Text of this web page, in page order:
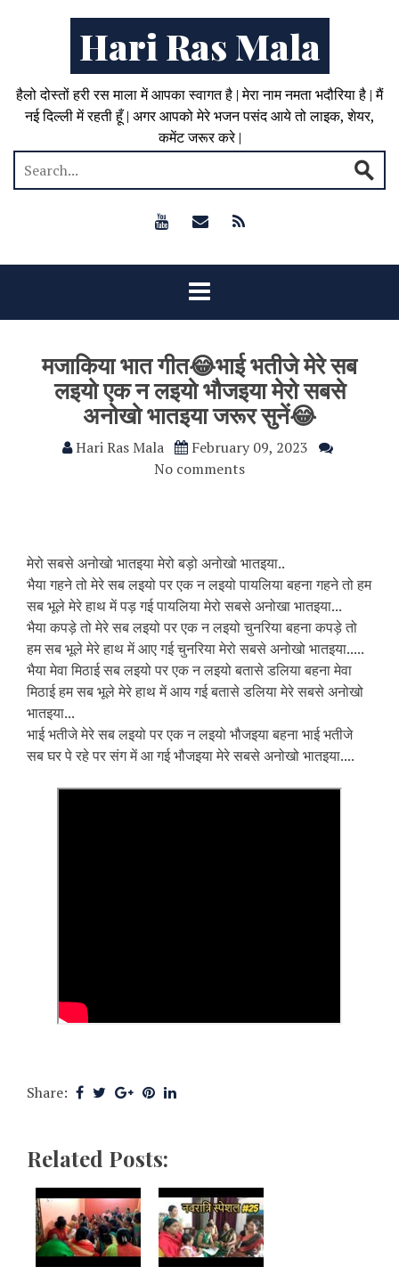
Hari Ras Mala
हैलो दोस्तों हरी रस माला में आपका स्वागत है | मेरा नाम नमता भदौरिया है | मैं
नई दिल्ली में रहती हूँ | अगर आपको मेरे भजन पसंद आये तो लाइक, शेयर,
कमेंट जरूर करे |
मजाकिया भात गीत😂भाई भतीजे मेरे सब
लइयो एक न लइयो भौजइया मेरो सबसे
अनोखो भातइया जरूर सुनें😂
Hari Ras Mala
February 09, 2023
No comments
मेरो सबसे अनोखो भातइया मेरो बड़ो अनोखो भातइया..
भैया गहने तो मेरे सब लइयो पर एक न लइयो पायलिया बहना गहने तो हम
सब भूले मेरे हाथ में पड़ गई पायलिया मेरो सबसे अनोखा भातइया...
भैया कपड़े तो मेरे सब लइयो पर एक न लइयो चुनरिया बहना कपड़े तो
हम सब भूले मेरे हाथ में आए गई चुनरिया मेरो सबसे अनोखो भातइया.....
भैया मेवा मिठाई सब लइयो पर एक न लइयो बतासे डलिया बहना मेवा
मिठाई हम सब भूले मेरे हाथ में आय गई बतासे डलिया मेरे सबसे अनोखो
भातइया...
भाई भतीजे मेरे सब लइयो पर एक न लइयो भौजइया बहना भाई भतीजे
सब घर पे रहे पर संग में आ गई भौजइया मेरे सबसे अनोखो भातइया....
Share:
Related Posts: